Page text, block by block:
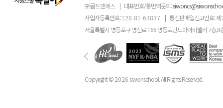
㈜골드앤에스 | 대표번호/통번역문의:
사업자등록번호:120-81-63837 | 통신판매업신고번호: 제
서울특별시 영등포구 영신로 166 영등포반도아이비밸리 7층,8
Copyright ©2026 siwonschool. All Rights Reserved.